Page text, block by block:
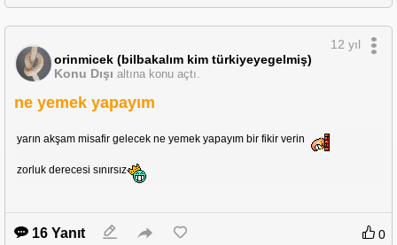
orinmicek (bilbakalım kim türkiyeyegelmiş)
Konu Dışı altına konu açtı.
12 yıl
ne yemek yapayım
yarın akşam misafir gelecek ne yemek yapayım bir fikir verin
zorluk derecesi sınırsız
16 Yanıt 0